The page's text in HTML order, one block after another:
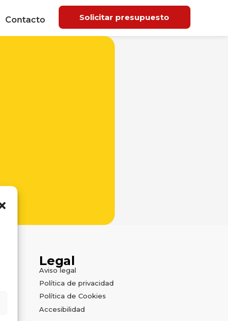
Contacto Solicitar presupuesto
Legal
Aviso legal
Política de privacidad
Política de Cookies
Accesibilidad